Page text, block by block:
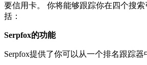
要信用卡。 你将能够跟踪你在四个搜
括：
Serpfox的功能
Serpfox提供了你可以从一个排名跟踪器